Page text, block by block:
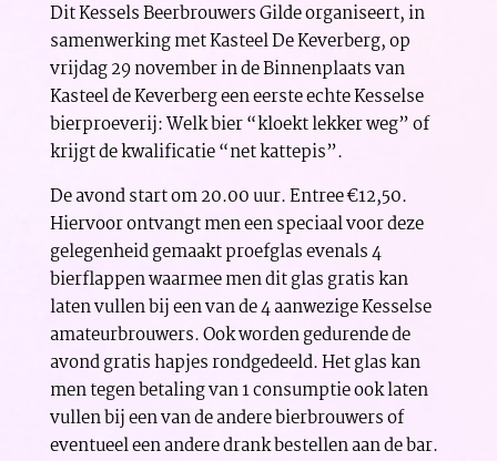
Dit Kessels Beerbrouwers Gilde organiseert, in
samenwerking met Kasteel De Keverberg, op
vrijdag 29 november in de Binnenplaats van
Kasteel de Keverberg een eerste echte Kesselse
bierproeverij: Welk bier “kloekt lekker weg” of
krijgt de kwalificatie “net kattepis”.
De avond start om 20.00 uur. Entree €12,50.
Hiervoor ontvangt men een speciaal voor deze
gelegenheid gemaakt proefglas evenals 4
bierflappen waarmee men dit glas gratis kan
laten vullen bij een van de 4 aanwezige Kesselse
amateurbrouwers. Ook worden gedurende de
avond gratis hapjes rondgedeeld. Het glas kan
men tegen betaling van 1 consumptie ook laten
vullen bij een van de andere bierbrouwers of
eventueel een andere drank bestellen aan de bar.